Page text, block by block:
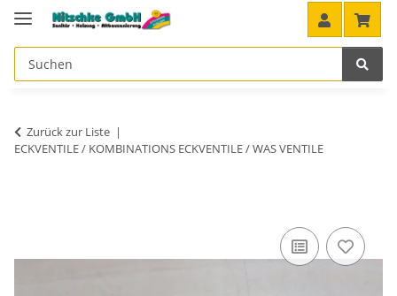
Zurück zur Liste
ECKVENTILE / KOMBINATIONS ECKVENTILE / WAS VENTILE